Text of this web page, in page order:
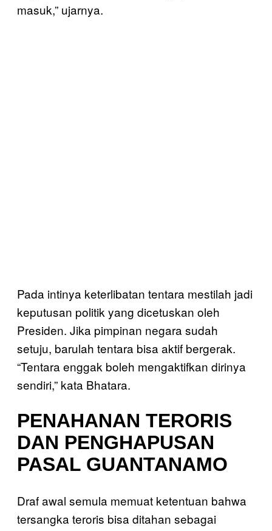
masuk,” ujarnya.
Pada intinya keterlibatan tentara mestilah jadi
keputusan politik yang dicetuskan oleh
Presiden. Jika pimpinan negara sudah
setuju, barulah tentara bisa aktif bergerak.
“Tentara enggak boleh mengaktifkan dirinya
sendiri,” kata Bhatara.
PENAHANAN TERORIS
DAN PENGHAPUSAN
PASAL GUANTANAMO
Draf awal semula memuat ketentuan bahwa
tersangka teroris bisa ditahan sebagai